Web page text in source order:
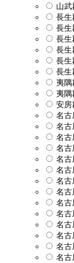
山武
長生
長生
長生
長生
長生
長生
夷隅
夷隅
安房
名古
名古
名古
名古
名古
名古
名古
名古
名古
名古
名古
名古
名古
名古